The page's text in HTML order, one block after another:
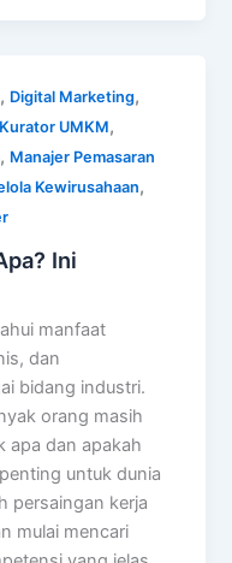
, Digital Marketing,
Kurator UMKM,
, Manajer Pemasaran
Kewirusahaan,
Ini
manfaat
dan
bidang industri.
orang masih
apa dan apakah
untuk dunia
persaingan kerja
mulai mencari